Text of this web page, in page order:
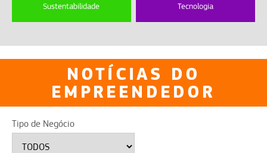
Sustentabilidade Tecnologia
NOTÍCIAS DO
EMPREENDEDOR
Tipo de Negócio